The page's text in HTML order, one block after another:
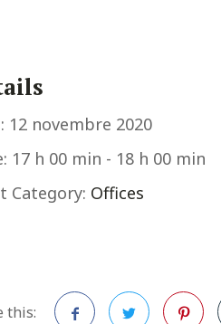
12 novembre 2020
17 h 00 min - 18 h 00 min
Category: Offices
this: